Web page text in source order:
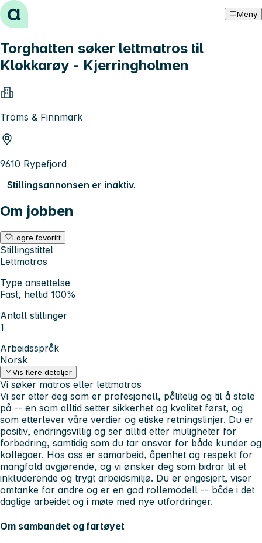
Hopp til innhold Meny
Torghatten søker lettmatros til
Klokkarøy - Kjerringholmen
Troms & Finnmark
9610 Rypefjord
Stillingsannonsen er inaktiv.
Om jobben
Lagre favoritt
Stillingstittel
Lettmatros
Type ansettelse
Fast, heltid 100%
Antall stillinger
1
Arbeidsspråk
Norsk
Vis flere detaljer
Vi søker matros eller lettmatros
Vi ser etter deg som er profesjonell, pålitelig og til å stole
på -- en som alltid setter sikkerhet og kvalitet først, og
som etterlever våre verdier og etiske retningslinjer. Du er
positiv, endringsvillig og ser alltid etter muligheter for
forbedring, samtidig som du tar ansvar for både kunder og
kollegaer. Hos oss er samarbeid, åpenhet og respekt for
mangfold avgjørende, og vi ønsker deg som bidrar til et
inkluderende og trygt arbeidsmiljø. Du er engasjert, viser
omtanke for andre og er en god rollemodell -- både i det
daglige arbeidet og i møte med nye utfordringer.
Om sambandet og fartøyet